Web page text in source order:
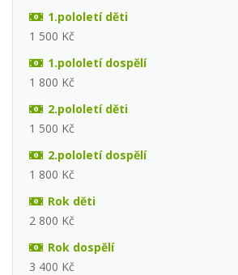
1.pololetí děti
1 500 Kč
1.pololetí dospělí
1 800 Kč
2.pololetí děti
1 500 Kč
2.pololetí dospělí
1 800 Kč
Rok děti
2 800 Kč
Rok dospělí
3 400 Kč